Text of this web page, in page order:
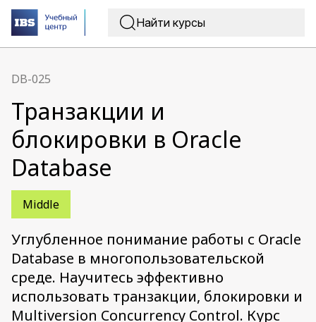
DB-025
Транзакции и
блокировки в Oracle
Database
Middle
Углубленное понимание работы с Oracle
Database в многопользовательской
среде. Научитесь эффективно
использовать транзакции, блокировки и
Multiversion Concurrency Control. Курс